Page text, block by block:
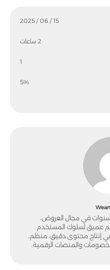
15 / 06 / 2025
2 ساعات
1
5%
في مجال العروض،
فهم عميق لسلوك المستخدم
إنتاج محتوى دقيق، منظم،
والمنصات الرقمية.